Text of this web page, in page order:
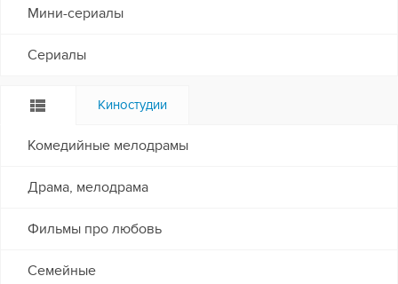
Мини-сериалы
Сериалы
Киностудии
Комедийные мелодрамы
Драма, мелодрама
Фильмы про любовь
Семейные